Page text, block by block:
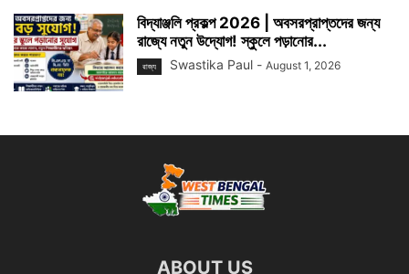
বিদ্যাঞ্জলি প্রকল্প 2026 | অবসরপ্রাপ্তদের জন্য
রাজ্যে নতুন উদ্যোগ! স্কুলে পড়ানোর...
রাজ্য Swastika Paul - August 1, 2026
ABOUT US